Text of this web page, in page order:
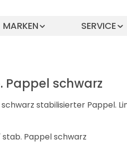
MARKEN SERVICE
Pappel schwarz
schwarz stabilisierter Pappel.